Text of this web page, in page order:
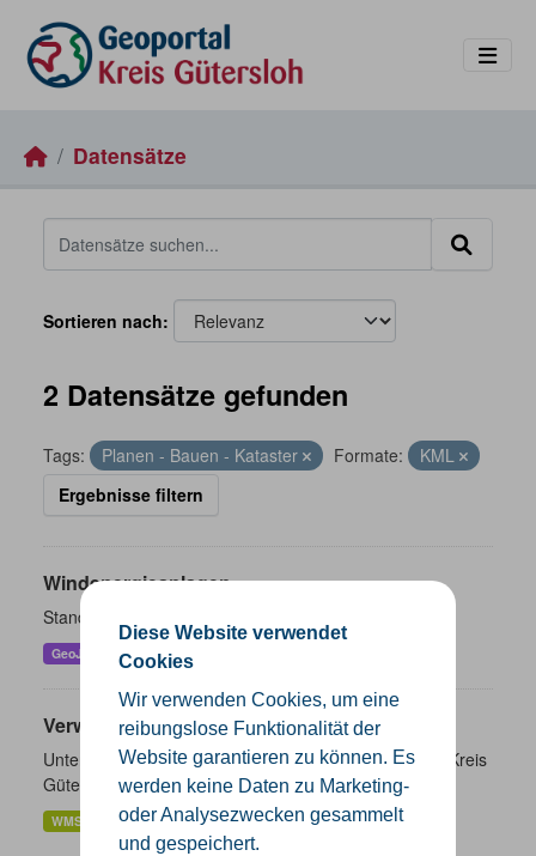
Diese Website verwendet
Cookies
Wir verwenden Cookies, um eine
reibungslose Funktionalität der
Website garantieren zu können. Es
werden keine Daten zu Marketing-
oder Analysezwecken gesammelt
und gespeichert.
Datensätze
Sortieren nach
2 Datensätze gefunden
Tags: Planen - Bauen - Kataster Formate:
KML
Ergebnisse filtern
Windenergieanlagen
Standorte der Windenergieanlagen im Kreis Gütersloh
GeoJSON KML SHP
Verwaltungsgrenzen
Unterschiedliche Ebenen der Verwaltungsgrenzen im Kreis
Gütersloh
WMS SHP GeoJSON KML